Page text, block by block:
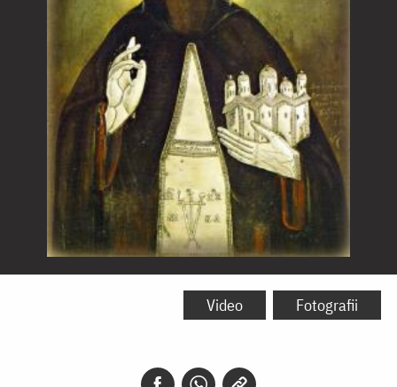
Sfântul
Video Fotografii